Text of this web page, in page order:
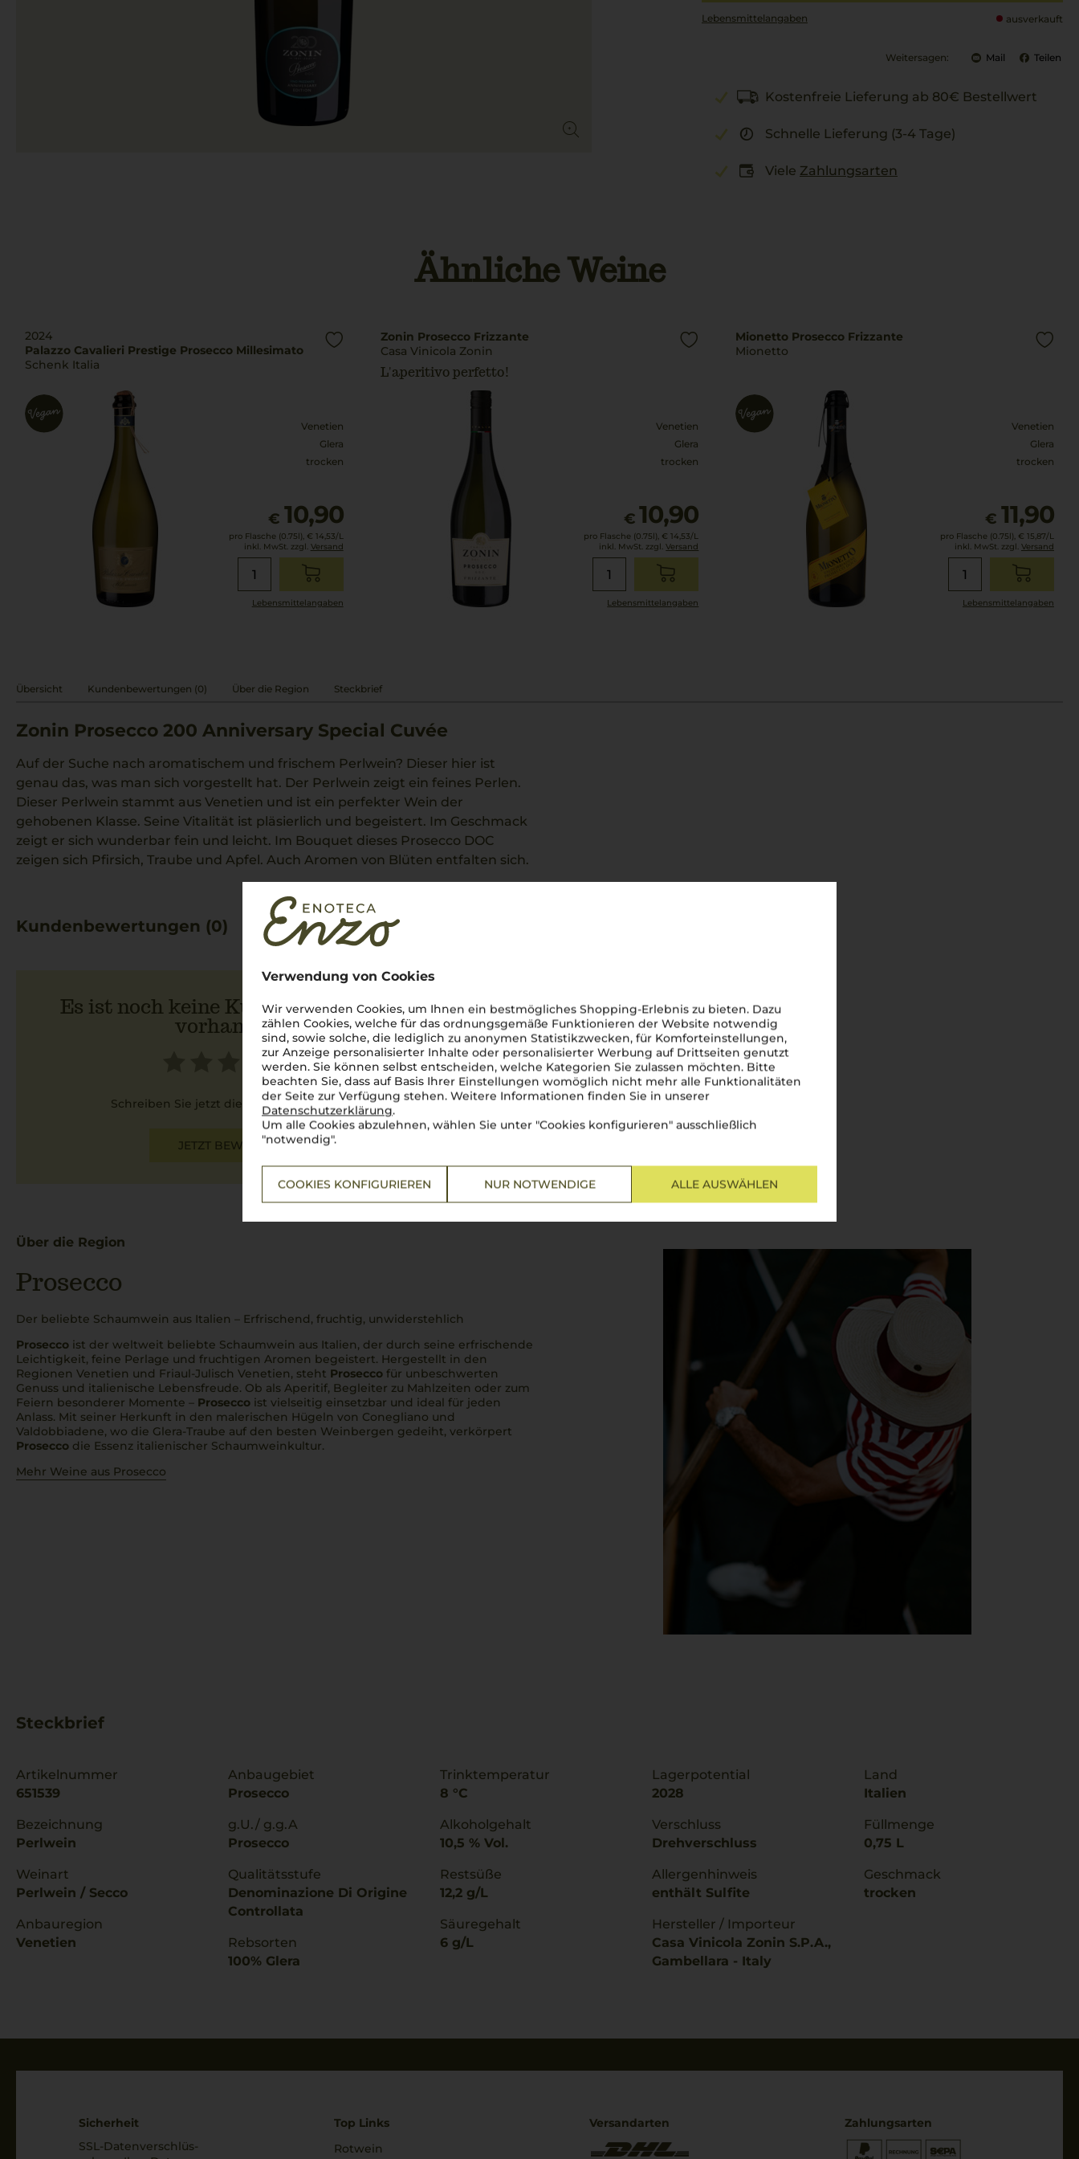
Verwendung von Cookies
Wir verwenden Cookies, um Ihnen ein bestmögliches Shopping-Erlebnis zu bieten. Dazu
zählen Cookies, welche für das ordnungsgemäße Funktionieren der Website notwendig
sind, sowie solche, die lediglich zu anonymen Statistikzwecken, für Komforteinstellungen,
zur Anzeige personalisierter Inhalte oder personalisierter Werbung auf Drittseiten genutzt
werden. Sie können selbst entscheiden, welche Kategorien Sie zulassen möchten. Bitte
beachten Sie, dass auf Basis Ihrer Einstellungen womöglich nicht mehr alle Funktionalitäten
der Seite zur Verfügung stehen. Weitere Informationen finden Sie in unserer
Datenschutzerklärung.
Um alle Cookies abzulehnen, wählen Sie unter "Cookies konfigurieren" ausschließlich
"notwendig".
COOKIES KONFIGURIEREN NUR NOTWENDIGE ALLE AUSWÄHLEN
Lebensmittel­angaben ausverkauft
Weitersagen: Mail Teilen
Kostenfreie Lieferung ab 80€ Bestellwert
Schnelle Lieferung (3-4 Tage)
Viele Zahlungsarten
Ähnliche Weine
2024
Palazzo Cavalieri Prestige Prosecco Millesimato
Schenk Italia
Venetien
Glera
trocken
€ 10,90
pro Flasche (0.75l), € 14,53/L
inkl. MwSt. zzgl. Versand
Lebensmittel­angaben
Zonin Prosecco Frizzante
Casa Vinicola Zonin
L'aperitivo perfetto!
Venetien
Glera
trocken
€ 10,90
pro Flasche (0.75l), € 14,53/L
inkl. MwSt. zzgl.Versand
Lebensmittel­angaben
Mionetto Prosecco Frizzante
Mionetto
Venetien
Glera
trocken
€ 11,90
pro Flasche (0.75l), € 15,87/L
inkl. MwSt. zzgl. Versand
Lebensmittel­angaben
Übersicht Kundenbewertungen (0) Über die Region Steckbrief
Zonin Prosecco 200 Anniversary Special Cuvée
Auf der Suche nach aromatischem und frischem Perlwein? Dieser hier ist
genau das, was man sich vorgestellt hat. Der Perlwein zeigt ein feines Perlen.
Dieser Perlwein stammt aus Venetien und ist ein perfekter Wein der
gehobenen Klasse. Seine Vitalität ist pläsierlich und begeistert. Im Geschmack
zeigt er sich wunderbar fein und leicht. Im Bouquet dieses Prosecco DOC
zeigen sich Pfirsich, Traube und Apfel. Auch Aromen von Blüten entfalten sich.
Kundenbewertungen (0)
Es ist noch keine Kundenbewertung
vorhanden.
Schreiben Sie jetzt die erste Bewertung!
JETZT BEWERTEN
Über die Region
Prosecco
Der beliebte Schaumwein aus Italien – Erfrischend, fruchtig, unwiderstehlich
Prosecco ist der weltweit beliebte Schaumwein aus Italien, der durch seine erfrischende
Leichtigkeit, feine Perlage und fruchtigen Aromen begeistert. Hergestellt in den
Regionen Venetien und Friaul-Julisch Venetien, steht Prosecco für unbeschwerten
Genuss und italienische Lebensfreude. Ob als Aperitif, Begleiter zu Mahlzeiten oder zum
Feiern besonderer Momente – Prosecco ist vielseitig einsetzbar und ideal für jeden
Anlass. Mit seiner Herkunft in den malerischen Hügeln von Conegliano und
Valdobbiadene, wo die Glera-Traube auf den besten Weinbergen gedeiht, verkörpert
Prosecco die Essenz italienischer Schaumweinkultur.
Mehr Weine aus Prosecco
Steckbrief
Artikelnummer
651539
Bezeichnung
Perlwein
Weinart
Perlwein / Secco
Anbauregion
Venetien
Anbaugebiet
Prosecco
g.U./ g.g.A
Prosecco
Qualitätsstufe
Denominazione Di Origine
Controllata
Rebsorten
100% Glera
Trinktemperatur
8 °C
Alkoholgehalt
10,5 % Vol.
Restsüße
12,2 g/L
Säuregehalt
6 g/L
Lagerpotential
2028
Verschluss
Drehverschluss
Allergenhinweis
enthält Sulfite
Hersteller / Importeur
Casa Vinicola Zonin S.P.A.,
Gambellara - Italy
Land
Italien
Füllmenge
0,75 L
Geschmack
trocken
Sicherheit
SSL-Daten­verschlüs­
Top Links
Rotwein
Versandarten Zahlungsarten